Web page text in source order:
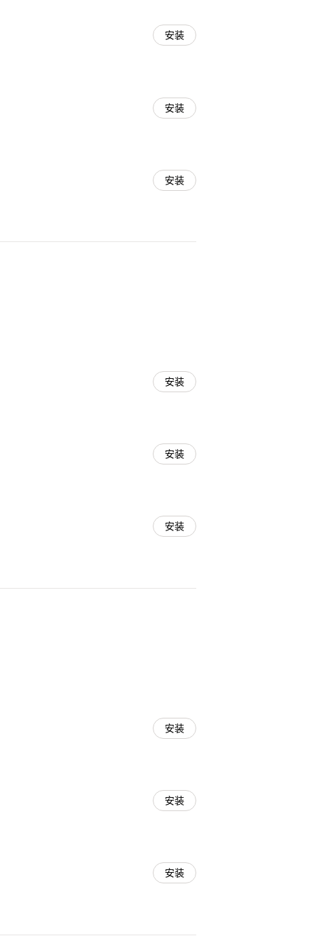
安装
安装
安装
安装
安装
安装
安装
安装
安装